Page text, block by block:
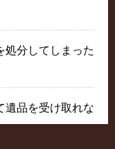
処分してしまった
遺品を受け取れな